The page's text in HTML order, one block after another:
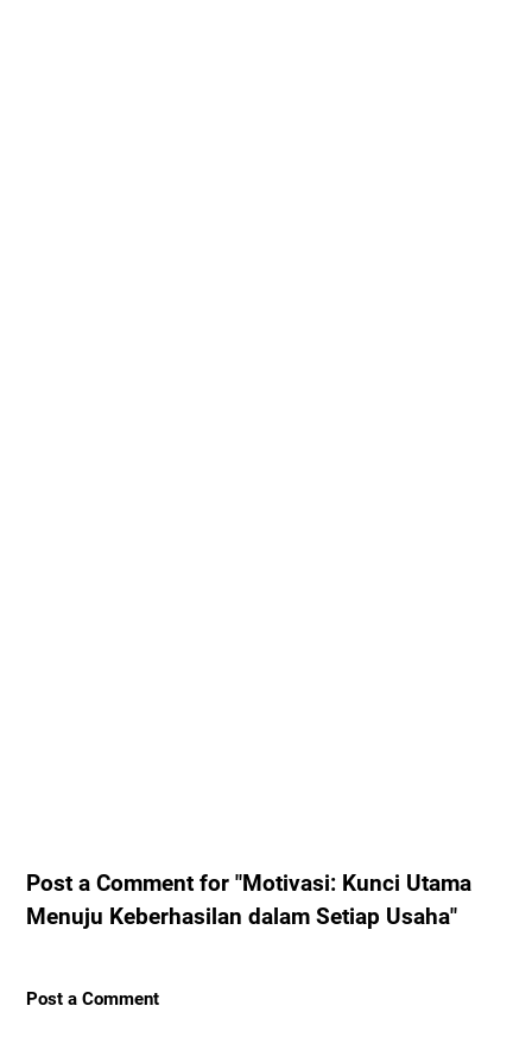
Post a Comment for "Motivasi: Kunci Utama
Menuju Keberhasilan dalam Setiap Usaha"
Post a Comment